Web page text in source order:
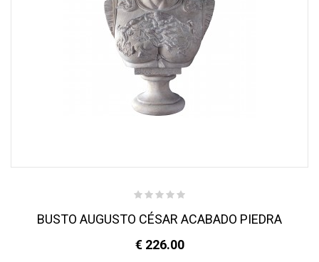
BUSTO AUGUSTO CÉSAR ACABADO PIEDRA
€ 226.00